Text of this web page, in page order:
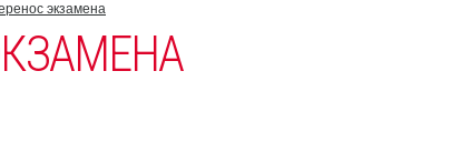
экзамена